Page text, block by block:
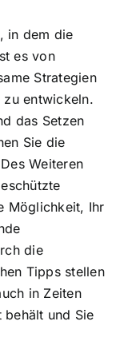
in dem die
es von
Strategien
zu entwickeln.
das Setzen
Sie die
Weiteren
Möglichkeit, Ihr
die
Tipps stellen
in Zeiten
behält und Sie